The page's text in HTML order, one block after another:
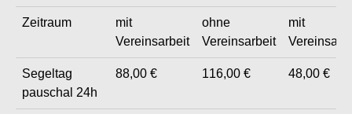
Zeitraum
mit
Vereinsarbeit
ohne
Vereinsarbeit
mit
Segeltag
pauschal 24h
88,00 € 116,00 € 48,00 €